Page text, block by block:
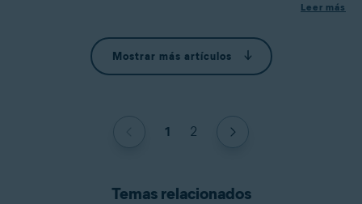
Leer más
Mostrar más artículos
1 2
Temas relacionados